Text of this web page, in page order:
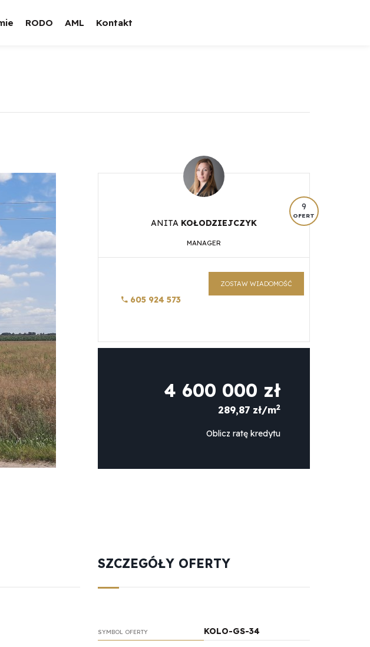
RODO AML Kontakt
9
OFERT
ANITA KOŁODZIEJCZYK
MANAGER
605 924 573
ZOSTAW WIADOMOŚĆ
4 600 000 zł
289,87 zł/m2
Oblicz ratę kredytu
SZCZEGÓŁY OFERTY
SYMBOL OFERTY KOLO-GS-34